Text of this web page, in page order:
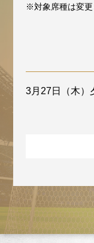
※対象席種は変更
3月27日（木）
（会員登
本キャン
限りとさ